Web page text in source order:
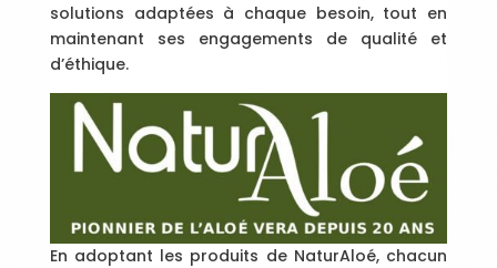
solutions adaptées à chaque besoin, tout en
maintenant ses engagements de qualité et
d’éthique.
En adoptant les produits de NaturAloé, chacun